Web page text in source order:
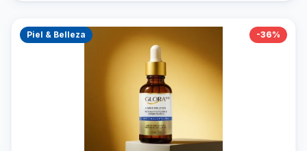
Piel & Belleza -36%